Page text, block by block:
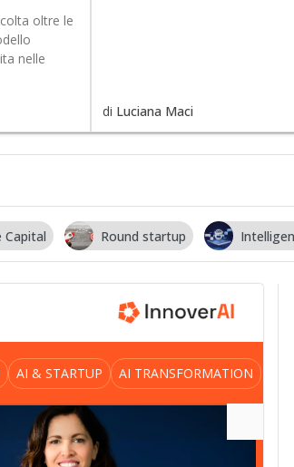
oltre le
nelle
di Luciana Maci
Capital Round startup
AI & STARTUP AI TRANSFORMATION